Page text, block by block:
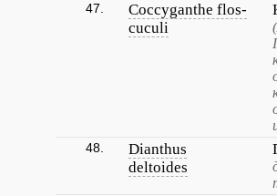
47.
Coccyganthe flos-
cuculi
48.
Dianthus
deltoides